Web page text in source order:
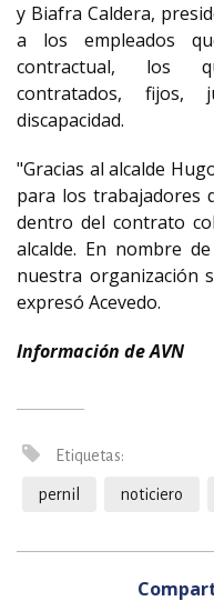
y Biafra Caldera,
a los empleados
contractual, los
contratados, fijos,
discapacidad.
"Gracias al alcalde
para los trabajadores
dentro del contrato
alcalde. En nombre
nuestra organización
expresó Acevedo.
Información de AVN
Etiquetas:
pernil noticiero